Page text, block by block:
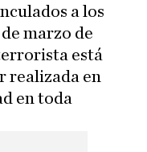
a los
marzo de
está
realizada en
en toda